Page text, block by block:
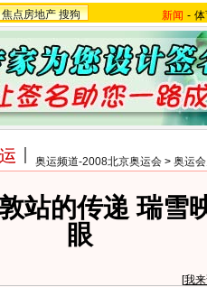
焦点房地产 搜狗 新闻 -
奥运频道-2008北京奥运会 > 奥运
站的传递 瑞雪
眼
[我